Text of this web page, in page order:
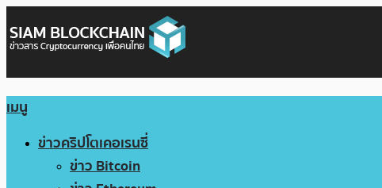
เมนู
ข่าวคริปโตเคอเรนซี่
ข่าว Bitcoin